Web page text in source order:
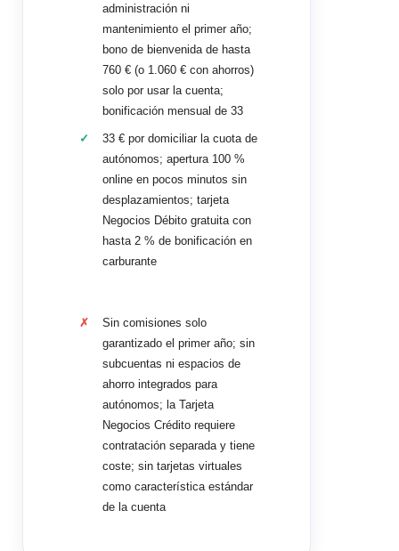
administración ni
mantenimiento el primer año;
bono de bienvenida de hasta
760 € (o 1.060 € con ahorros)
solo por usar la cuenta;
bonificación mensual de 33
33 € por domiciliar la cuota de
autónomos; apertura 100 %
online en pocos minutos sin
desplazamientos; tarjeta
Negocios Débito gratuita con
hasta 2 % de bonificación en
carburante
Sin comisiones solo
garantizado el primer año; sin
subcuentas ni espacios de
ahorro integrados para
autónomos; la Tarjeta
Negocios Crédito requiere
contratación separada y tiene
coste; sin tarjetas virtuales
como característica estándar
de la cuenta